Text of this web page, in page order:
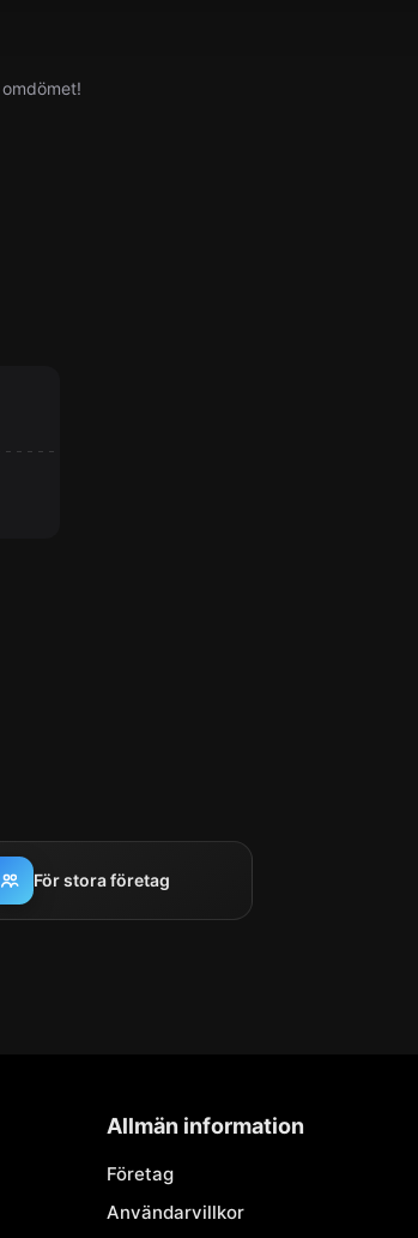
För stora företag
Allmän information
Företag
Användarvillkor